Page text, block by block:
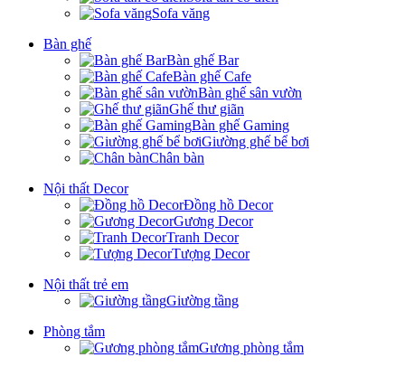
Sofa văng
Bàn ghế
Bàn ghế Bar
Bàn ghế Cafe
Bàn ghế sân vườn
Ghế thư giãn
Bàn ghế Gaming
Giường ghế bể bơi
Chân bàn
Nội thất Decor
Đồng hồ Decor
Gương Decor
Tranh Decor
Tượng Decor
Nội thất trẻ em
Giường tầng
Phòng tắm
Gương phòng tắm